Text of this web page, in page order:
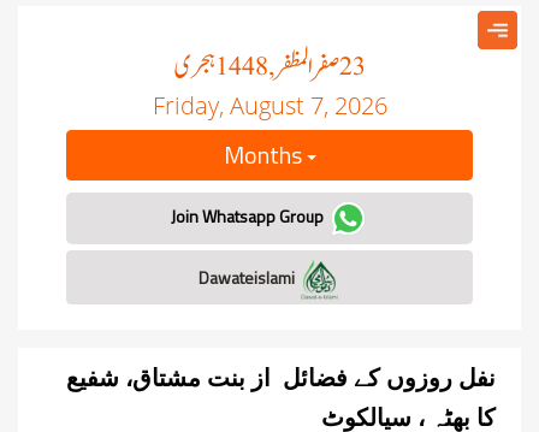
23صفر المظفر, 1448 ہجری
Friday, August 7, 2026
Months
Join Whatsapp Group
نفل روزوں کے فضائل از بنت مشتاق، شفیع
کا بھٹہ ، سیالکوٹ